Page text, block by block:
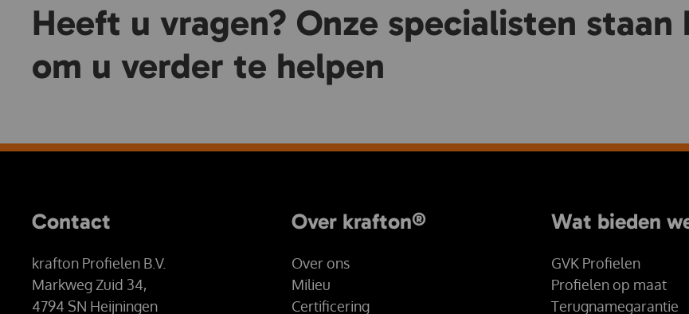
Heeft u vragen? Onze specialisten staan
om u verder te helpen
Contact
krafton Profielen B.V.
Markweg Zuid 34,
4794 SN Heijningen
Over krafton®
Over ons
Milieu
Certificering
Wat bieden
GVK Profielen
Profielen op maat
Terugnamegarantie